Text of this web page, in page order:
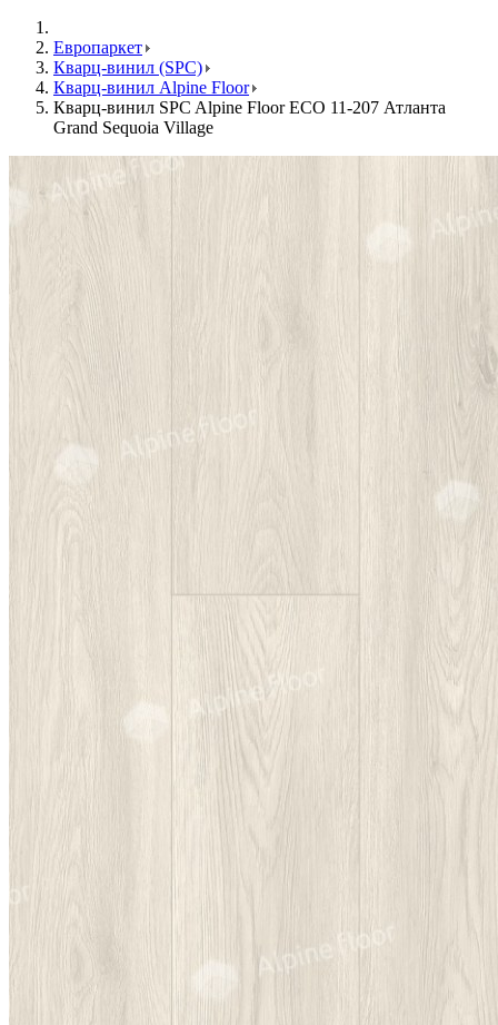
Европаркет
Кварц-винил (SPC)
Кварц-винил Alpine Floor
Кварц-винил SPC Alpine Floor ECO 11-207 Атланта
Grand Sequoia Village